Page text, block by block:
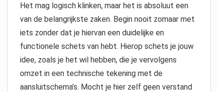
Het mag logisch klinken, maar het is absoluut een
van de belangrijkste zaken. Begin nooit zomaar met
iets zonder dat je hiervan een duidelijke en
functionele schets van hebt. Hierop schets je jouw
idee, zoals je het wil hebben, die je vervolgens
omzet in een technische tekening met de
aansluitschema’s. Mocht je hier zelf geen verstand